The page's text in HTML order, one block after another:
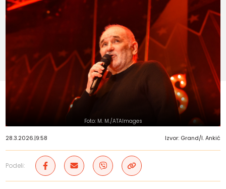
Foto: M. M./ATAImages
28.3.2026.|9:58 Izvor: Grand/I. Ankić
Podeli: